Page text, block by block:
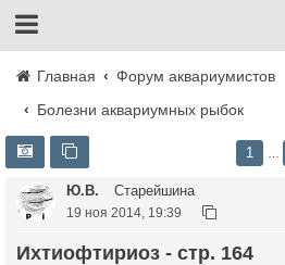
Главная
Форум аквариумистов
Болезни аквариумных рыбок
1
Ю.В. Старейшина
19 ноя 2014, 19:39
Ихтиофтириоз - стр. 164